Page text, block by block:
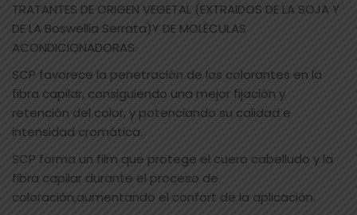
TRATANTES DE ORIGEN VEGETAL (EXTRAIDOS DE LA SOJA Y
DE LA Boswellia Serrata)Y DE MOLÉCULAS
ACONDICIONADORAS.
SCP favorece la penetración de los colorantes en la
fibra capilar, consiguiendo una mejor fijación y
retención del color, y potenciando su calidad e
intensidad cromática.
SCP forma un film que protege el cuero cabelludo y la
fibra capilar durante el proceso de
coloración,aumentando el confort de la aplicación.